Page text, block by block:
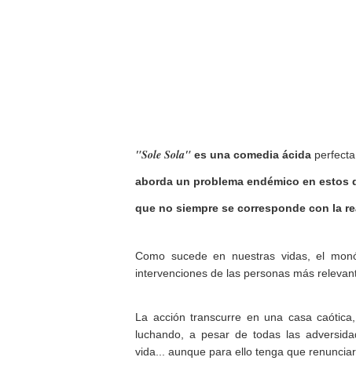
"Sole Sola" es una comedia ácidaperfecta
aborda un problema endémico en estos
que no siempre se corresponde con la
Como sucede en nuestras vidas, el
intervenciones de las personas más
La acción transcurre en una casa
luchando, a pesar de todas las
vida... aunque para ello tenga que